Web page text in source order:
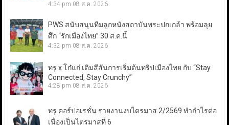
4:34 pm 08 ส.ค. 2026
PWS สนับสนุนทีมลูกหนังสถาบันพระปกเกล้า พร้อมลุย
ศึก “รักเมืองไทย” 30 ส.ค.นี้
4:32 pm 08 ส.ค. 2026
ทรู x โก๋แก่ เติมสีสันการเริ่มต้นทริปเมืองไทย กับ “Stay
Connected, Stay Crunchy”
4:28 pm 08 ส.ค. 2026
ทรู คอร์ปอเรชั่น รายงานงบไตรมาส 2/2569 ทำกำไรต่อ
เนื่องเป็นไตรมาสที่ 6